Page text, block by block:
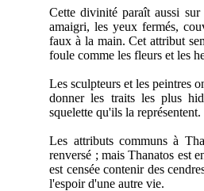
Cette divinité paraît aussi
amaigri, les yeux fermés,
faux à la main. Cet attribut
foule comme les fleurs et les
Les sculpteurs et les peintres
donner les traits les plus
squelette qu'ils la représentent.
Les attributs communs à
renversé ; mais Thanatos est
est censée contenir des
l'espoir d'une autre vie.